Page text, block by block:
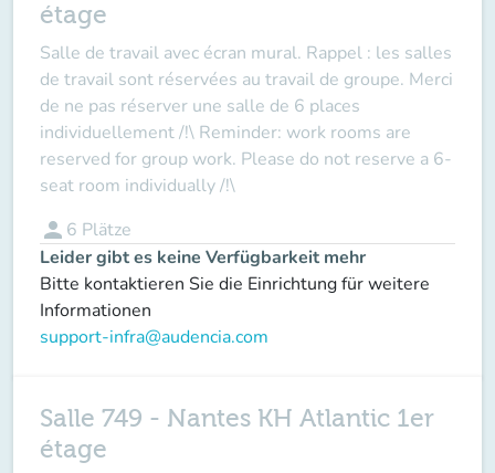
étage
Salle de travail avec écran mural. Rappel : les salles
de travail sont réservées au travail de groupe. Merci
de ne pas réserver une salle de 6 places
individuellement /!\ Reminder: work rooms are
reserved for group work. Please do not reserve a 6-
seat room individually /!\
person 6 Plätze
Leider gibt es keine Verfügbarkeit mehr
Bitte kontaktieren Sie die Einrichtung für weitere
Informationen
support-infra@audencia.com
Salle 749 - Nantes KH Atlantic 1er
étage